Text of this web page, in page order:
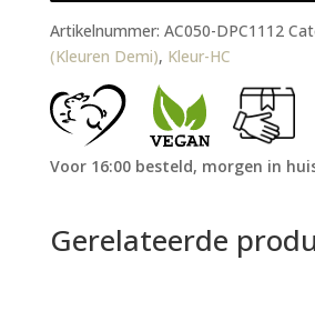
Artikelnummer: AC050-DPC1112
(Kleuren Demi), Kleur-HC
Voor 16:00 besteld, morgen in
Gerelateerde